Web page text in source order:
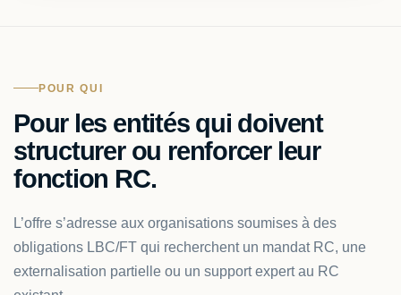
POUR QUI
Pour les entités qui doivent
structurer ou renforcer leur
fonction RC.
L’offre s’adresse aux organisations soumises à des
obligations LBC/FT qui recherchent un mandat RC, une
externalisation partielle ou un support expert au RC